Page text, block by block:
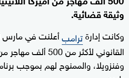
وثيقة قضائية.
وكانت إدارةترامبأعلنت في مارس
القانوني لأكثر من
وفنزويلا، والممنوح لهم بموجب